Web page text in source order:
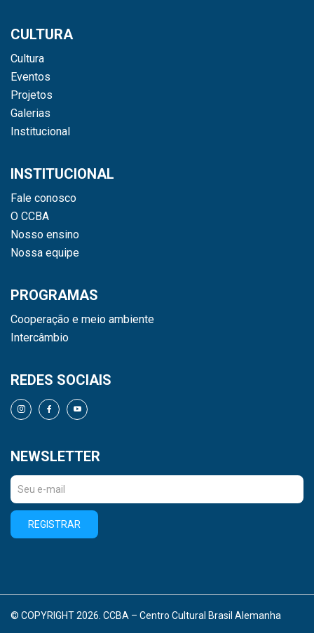
CULTURA
Cultura
Eventos
Projetos
Galerias
Institucional
INSTITUCIONAL
Fale conosco
O CCBA
Nosso ensino
Nossa equipe
PROGRAMAS
Cooperação e meio ambiente
Intercâmbio
REDES SOCIAIS
NEWSLETTER
REGISTRAR
© COPYRIGHT 2026. CCBA – Centro Cultural Brasil Alemanha